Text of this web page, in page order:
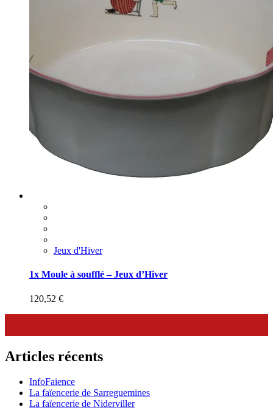
Jeux d'Hiver
1x Moule à soufflé – Jeux d’Hiver
120,52 €
Articles récents
InfoFaience
La faïencerie de Sarreguemines
La faïencerie de Niderviller